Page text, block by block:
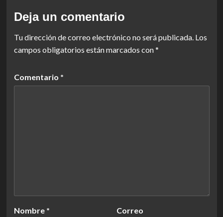
Deja un comentario
Tu dirección de correo electrónico no será publicada. Los
campos obligatorios están marcados con*
Comentario *
Nombre *
Correo